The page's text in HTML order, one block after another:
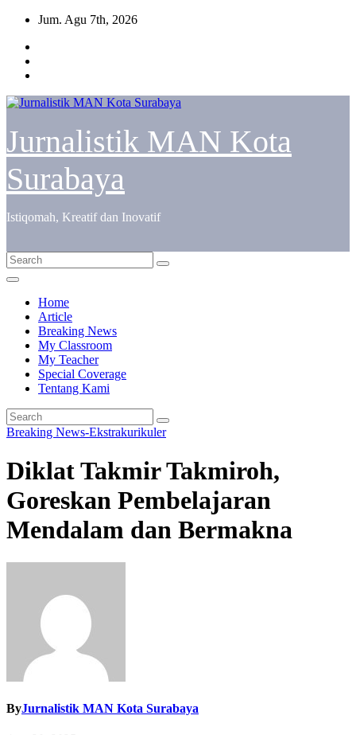
Skip
content
Jum. Agu 7th, 2026
Jurnalistik MAN Kota
Surabaya
Istiqomah, Kreatif dan Inovatif
Home
Article
Breaking News
My Classroom
My Teacher
Special Coverage
Tentang Kami
Breaking News-Ekstrakurikuler
Diklat Takmir Takmiroh,
Goreskan Pembelajaran
Mendalam dan Bermakna
ByJurnalistik MAN Kota Surabaya